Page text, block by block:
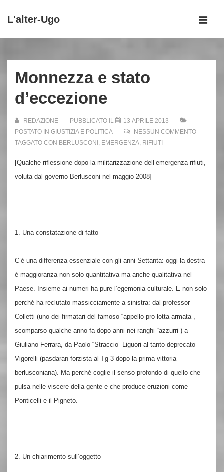
Vai
principale
L'alter-Ugo
principale
Monnezza e stato
d’eccezione
REDAZIONE PUBBLICATO IL
13 APRILE 2013
POSTATO IN GIUSTIZIA E POLITICA
NESSUN COMMENTO
TAGGATO CON BERLUSCONI , EMERGENZA, RIFIUTI
[Qualche riflessione dopo la militarizzazione dell’emergenza rifiuti,
voluta dal governo Berlusconi nel maggio 2008]
1. Una constatazione di fatto
C’è una differenza essenziale con gli anni Settanta: oggi la destra
è maggioranza non solo quantitativa ma anche qualitativa nel
Paese. Insieme ai numeri ha pure l’egemonia culturale. E non solo
perché ha reclutato massicciamente a sinistra: dal professor
Colletti (uno dei firmatari del famoso “appello pro lotta armata”,
scomparso qualche anno fa dopo anni nei ranghi “azzurri”) a
Giuliano Ferrara, da Paolo “Straccio” Liguori al tanto deprecato
Vigorelli (pasdaran forzista al Tg 3 dopo la prima vittoria
berlusconiana). Ma perché coglie il senso profondo di quello che
pulsa nelle viscere della gente e che produce eruzioni come
Ponticelli e il Pigneto.
2. Un chiarimento sull’oggetto